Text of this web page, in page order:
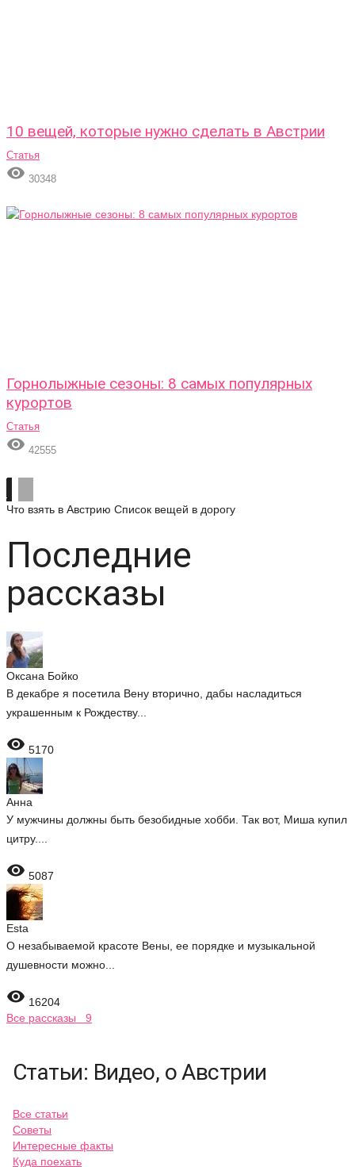
10 вещей, которые нужно сделать в Австрии
Статья
 30348
Горнолыжные сезоны: 8 самых популярных
курортов
Статья
 42555
Что взять в Австрию Список вещей в дорогу
Последние
рассказы
Оксана Бойко
В декабре я посетила Вену вторично, дабы насладиться
украшенным к Рождеству...
 5170
Анна
У мужчины должны быть безобидные хобби. Так вот, Миша купил
цитру....
 5087
Esta
О незабываемой красоте Вены, ее порядке и музыкальной
душевности можно...
 16204
Все рассказы 9
Статьи: Видео, о Австрии
Все статьи
Советы
Интересные факты
Куда поехать